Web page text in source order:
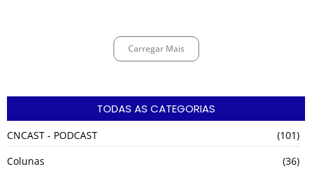
Carregar Mais
TODAS AS CATEGORIAS
CNCAST - PODCAST
(101)
Colunas
(36)